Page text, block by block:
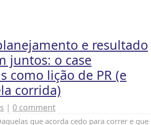
e resultado
juntos: o case
como lição de PR (e
corrida)
| 0 comment
que acorda cedo para correr e que